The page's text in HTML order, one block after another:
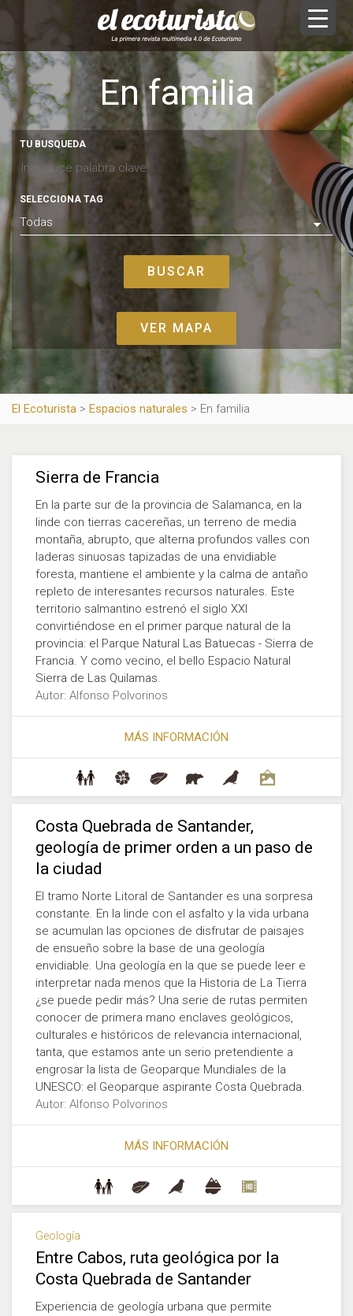
En familia
TU BUSQUEDA
SELECCIONA TAG
VER MAPA
El Ecoturista > Espacios naturales > En familia
Sierra de Francia
En la parte sur de la provincia de Salamanca, en la
linde con tierras cacereñas, un terreno de media
montaña, abrupto, que alterna profundos valles con
laderas sinuosas tapizadas de una envidiable
foresta, mantiene el ambiente y la calma de antaño
repleto de interesantes recursos naturales. Este
territorio salmantino estrenó el siglo XXI
convirtiéndose en el primer parque natural de la
provincia: el Parque Natural Las Batuecas - Sierra de
Francia. Y como vecino, el bello Espacio Natural
Sierra de Las Quilamas.
Autor: Alfonso Polvorinos
MÁS INFORMACIÓN
Costa Quebrada de Santander,
geología de primer orden a un paso de
la ciudad
El tramo Norte Litoral de Santander es una sorpresa
constante. En la linde con el asfalto y la vida urbana
se acumulan las opciones de disfrutar de paisajes
de ensueño sobre la base de una geología
envidiable. Una geología en la que se puede leer e
interpretar nada menos que la Historia de La Tierra
¿se puede pedir más? Una serie de rutas permiten
conocer de primera mano enclaves geológicos,
culturales e históricos de relevancia internacional,
tanta, que estamos ante un serio pretendiente a
engrosar la lista de Geoparque Mundiales de la
UNESCO: el Geoparque aspirante Costa Quebrada.
Autor: Alfonso Polvorinos
MÁS INFORMACIÓN
Geología
Entre Cabos, ruta geológica por la
Costa Quebrada de Santander
Experiencia de geología urbana que permite